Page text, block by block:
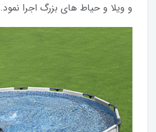
و ویلا و حیاط های بزرگ اجرا نمود.